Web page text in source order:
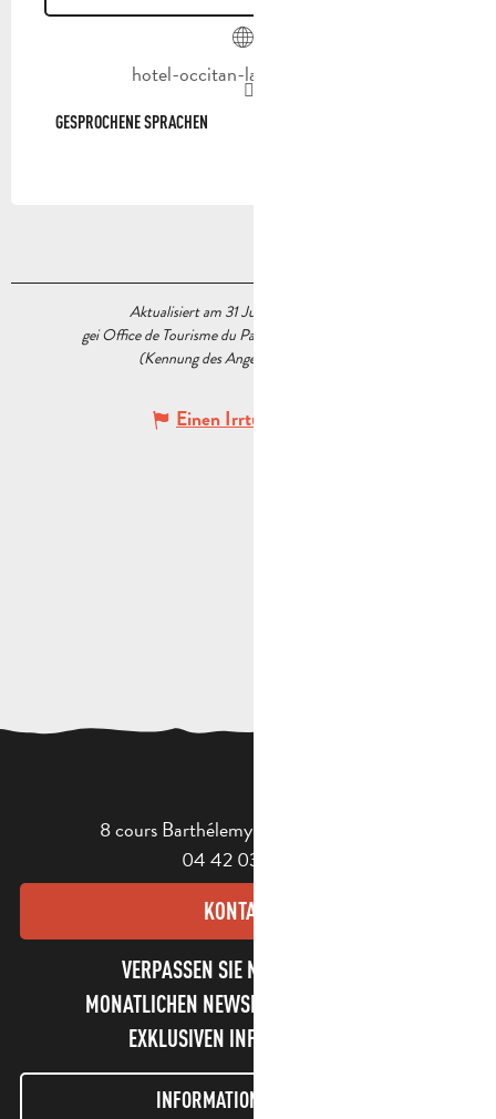
hotel-occitan-la-destrousse.fr
GESPROCHENE SPRACHEN
GESPROCHENE SPRACHEN
Aktualisiert am 31 Juli 2026 Um 15:02
gei Office de Tourisme du Pays d’Aubagne et de l’Étoile
(Kennung des Angebots :
Einen Irrtum angeben
8 cours Barthélemy - 13400 Aubagne
04 42 03 49 98
KONTAKT
VERPASSEN SIE NICHT UNSEREN
MONATLICHEN NEWSLETTER UND UNSERE
EXKLUSIVEN INFORMATIONEN!
INFORMATIONEN LETTER